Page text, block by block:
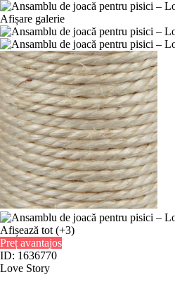
Afișare galerie
Afișează tot (+3)
Preț avantajos
ID: 1636770
Love Story